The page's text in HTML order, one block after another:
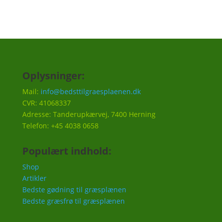
Oplysninger:
Mail: info@bedsttilgraesplaenen.dk
CVR: 41068337
Adresse: Tanderupkærvej, 7400 Herning
Telefon: +45 4038 0658
Populært indhold:
Shop
Artikler
Bedste gødning til græsplænen
Bedste græsfrø til græsplænen